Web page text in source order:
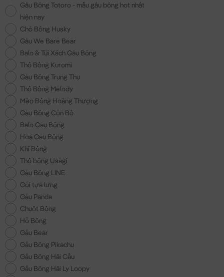
Gấu Bông Totoro - mẫu gấu bông hot nhất
hiện nay
Chó Bông Husky
Gấu We Bare Bear
Balo & Túi Xách Gấu Bông
Thỏ Bông Kuromi
Gấu Bông Trung Thu
Thỏ Bông Melody
Mèo Bông Hoàng Thượng
Gấu Bông Con Bò
Balo Gấu Bông
Hoa Gấu Bông
Khỉ Bông
Thỏ bông Usagi
Gấu Bông LINE
Gối tựa lưng
Gấu Panda
Chuột Bông
Hổ Bông
Gấu Bear
Gấu Bông Pikachu
Gấu Bông Hải Cẩu
Gấu Bông Hải Ly Loopy